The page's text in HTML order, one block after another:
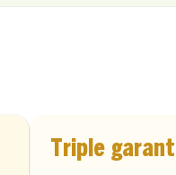
Triple